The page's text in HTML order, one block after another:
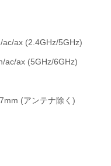
ac/ax (2.4GHz/5GHz)
ac/ax (5GHz/6GHz)
(アンテナ除く)